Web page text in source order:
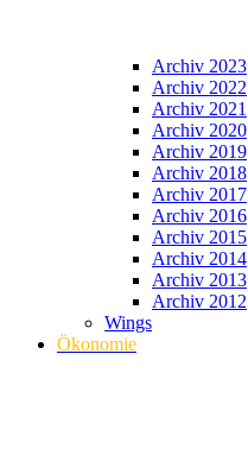
Archiv 2023
Archiv 2022
Archiv 2021
Archiv 2020
Archiv 2019
Archiv 2018
Archiv 2017
Archiv 2016
Archiv 2015
Archiv 2014
Archiv 2013
Archiv 2012
Wings
Ökonomie